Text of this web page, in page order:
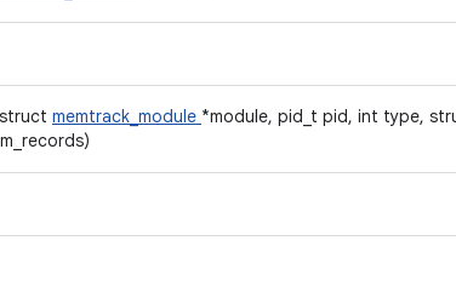
memtrack_module *module, pid_t pid, int type,